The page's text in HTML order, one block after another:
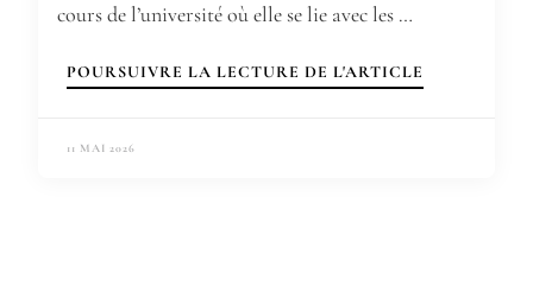
cours de l’université où elle se lie avec les …
POURSUIVRE LA LECTURE DE L'ARTICLE
11 MAI 2026